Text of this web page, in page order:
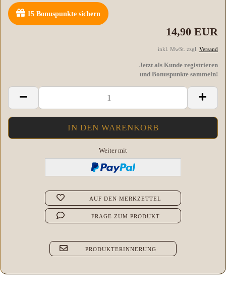
15 Bonuspunkte sichern
14,90 EUR
inkl. MwSt. zzgl. Versand
Jetzt als Kunde registrieren
und Bonuspunkte sammeln!
Weiter mit
AUF DEN MERKZETTEL
FRAGE ZUM PRODUKT
PRODUKTERINNERUNG